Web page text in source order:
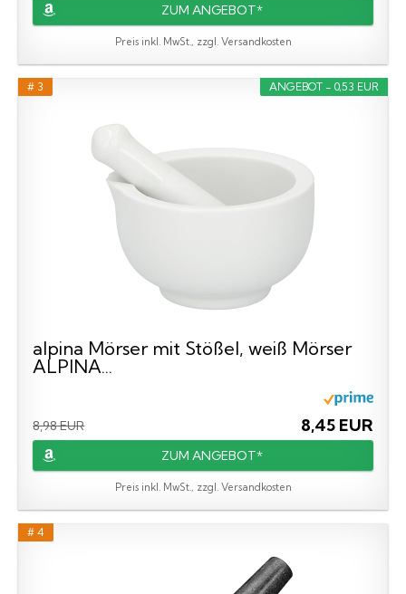
ZUM ANGEBOT*
Preis inkl. MwSt., zzgl. Versandkosten
ANGEBOT - 0,53 EUR
# 3
alpina Mörser mit Stößel, weiß Mörser
ALPINA...
8,98 EUR 8,45 EUR
ZUM ANGEBOT*
Preis inkl. MwSt., zzgl. Versandkosten
# 4